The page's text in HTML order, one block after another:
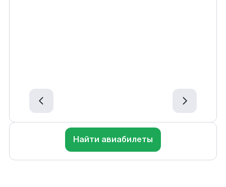
Найти авиабилеты